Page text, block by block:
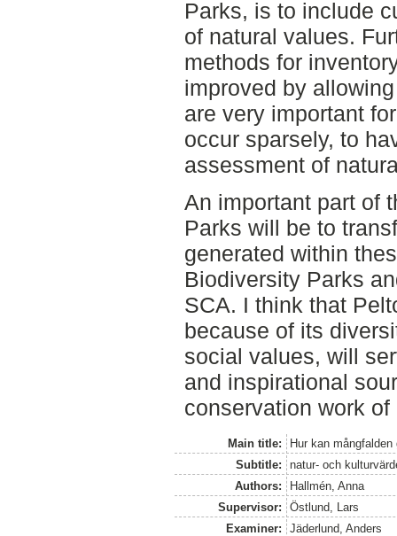
Parks, is to include
of natural values.
methods for
improved by
are very important
occur sparsely, to
assessment of
An important part of
Parks will be to
generated within
Biodiversity Parks
SCA. I think that
because of its
social values, will
and inspirational
conservation work of
Main title:
Hur kan
Subtitle:
natur- och
Authors:
Hallmén, Anna
Supervisor:
Östlund, Lars
Examiner:
Jäderlund, Anders